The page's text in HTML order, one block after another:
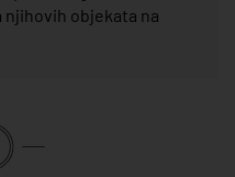
objekata na